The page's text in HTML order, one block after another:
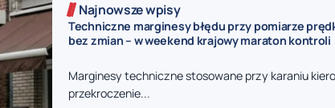
Najnowsze wpisy
Techniczne marginesy błędu przy pomiarze
bez zmian – w weekend krajowy maraton kontroli
Marginesy techniczne stosowane przy karaniu
przekroczenie...